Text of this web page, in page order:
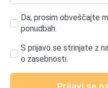
Da, prosim obveščajte
ponudbah.
S prijavo se strinjate z
o zasebnosti.